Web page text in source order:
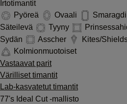
Irtotimantit
Pyöreä
Ovaali Smaragdi
Säteilevä
Tyyny
Sydän
Asscher Kites/
Kolmionmuotoiset
Vastaavat parit
Värilliset timantit
Lab-kasvatetut timantit
77's Ideal Cut -mallisto